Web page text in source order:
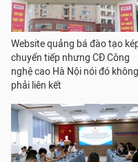
Website quảng bá đào tạo
chuyển tiếp nhưng CĐ Công
nghệ cao Hà Nội nói đó không
phải liên kết